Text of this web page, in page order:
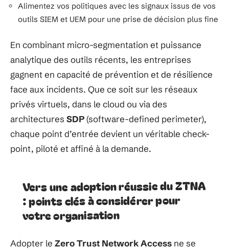
Alimentez vos politiques avec les signaux issus de vos
outils SIEM et UEM pour une prise de décision plus fine
En combinant micro-segmentation et puissance
analytique des outils récents, les entreprises
gagnent en capacité de prévention et de résilience
face aux incidents. Que ce soit sur les réseaux
privés virtuels, dans le cloud ou via des
architectures SDP(software-defined perimeter),
chaque point d’entrée devient un véritable check-
point, piloté et affiné à la demande.
Vers une adoption réussie du ZTNA
: points clés à considérer pour
votre organisation
Adopter le Zero Trust Network Access ne se